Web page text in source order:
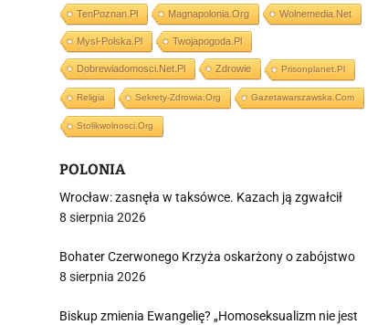
TenPoznan.pl Magnapolonia.org Wolnemedia.net
Mysl-Polska.pl Twojapogoda.pl
Dobrewiadomosci.net.pl Zdrowie Prisonplanet.pl
Religia Sekrety-Zdrowia.org Gazetawarszawska.com
Stolikwolnosci.org
POLONIA
Wrocław: zasnęła w taksówce. Kazach ją zgwałcił
8 sierpnia 2026
Bohater Czerwonego Krzyża oskarżony o zabójstwo
8 sierpnia 2026
Biskup zmienia Ewangelię? „Homoseksualizm nie jest